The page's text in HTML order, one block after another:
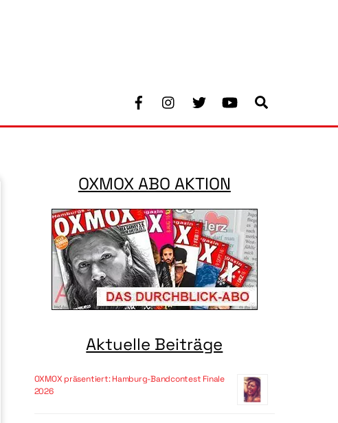
Facebook Youtube
OXMOX ABO AKTION
Aktuelle Beiträge
OXMOX präsentiert: Hamburg-Bandcontest Finale
2026